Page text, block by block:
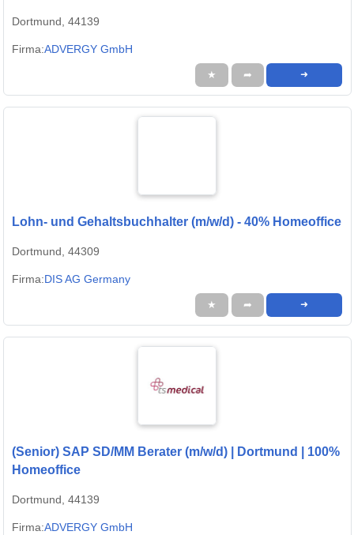
Dortmund, 44139
Firma:ADVERGY GmbH
★ ➦ ➜
Lohn- und Gehaltsbuchhalter (m/w/d) - 40% Homeoffice
Dortmund, 44309
Firma:DIS AG Germany
★ ➦ ➜
(Senior) SAP SD/MM Berater (m/w/d) | Dortmund | 100%
Homeoffice
Dortmund, 44139
Firma:ADVERGY GmbH